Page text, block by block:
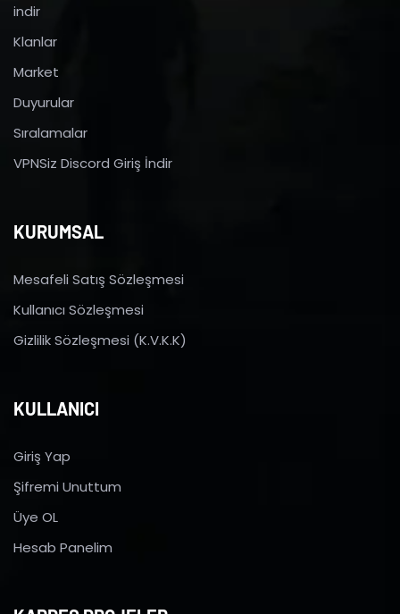
indir
Klanlar
Market
Duyurular
Sıralamalar
VPNSiz Discord Giriş İndir
KURUMSAL
Mesafeli Satış Sözleşmesi
Kullanıcı Sözleşmesi
Gizlilik Sözleşmesi (K.V.K.K)
KULLANICI
Giriş Yap
Şifremi Unuttum
Üye OL
Hesab Panelim